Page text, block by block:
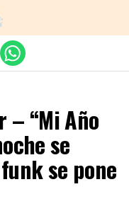
– “Mi Año
se
se pone